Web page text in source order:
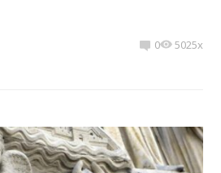
0 5025x